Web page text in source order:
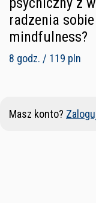
radzenia
mindfulness?
8 godz. / 119 pln
Masz konto?